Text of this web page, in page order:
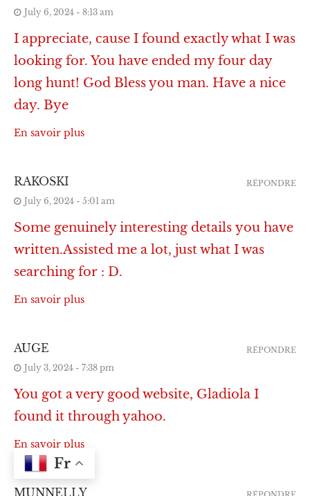
July 6, 2024 - 8:13 am
I appreciate, cause I found exactly what I was
looking for. You have ended my four day
long hunt! God Bless you man. Have a nice
day. Bye
En savoir plus
RAKOSKI
July 6, 2024 - 5:01 am
Some genuinely interesting details you have
written.Assisted me a lot, just what I was
searching for : D.
En savoir plus
RÉPONDRE
AUGE
July 3, 2024 - 7:38 pm
You got a very good website, Gladiola I
found it through yahoo.
En savoir plus
RÉPONDRE
MUNNELLY
Fr